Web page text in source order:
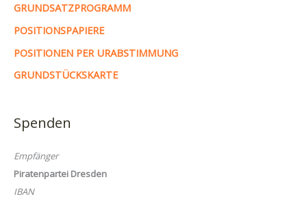
GRUNDSATZPROGRAMM
POSITIONSPAPIERE
POSITIONEN PER URABSTIMMUNG
GRUNDSTÜCKSKARTE
Spenden
Empfänger
Piratenpartei Dresden
IBAN